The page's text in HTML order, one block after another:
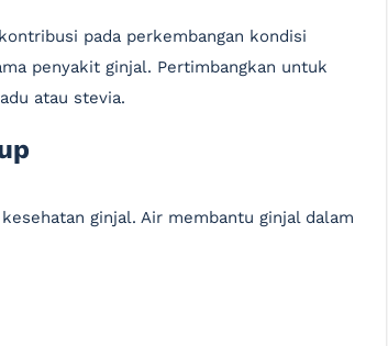
pada perkembangan kondisi
penyakit ginjal. Pertimbangkan untuk
atau stevia.
ginjal. Air membantu ginjal dalam